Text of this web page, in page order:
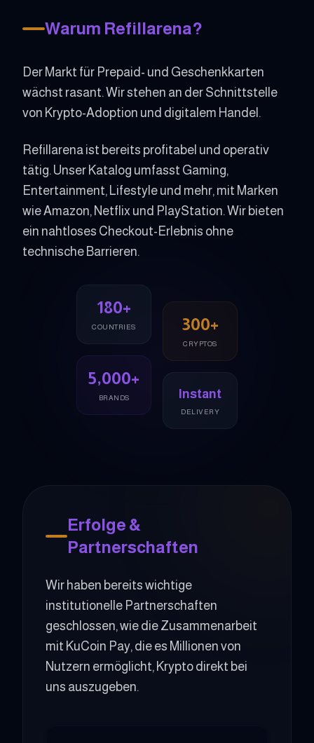
180+
COUNTRIES
5,000+
BRANDS
300+
CRYPTOS
Instant
DELIVERY
Warum Refillarena?
Der Markt für Prepaid- und Geschenkkarten
wächst rasant. Wir stehen an der Schnittstelle
von Krypto-Adoption und digitalem Handel.
Refillarena ist bereits profitabel und operativ
tätig. Unser Katalog umfasst Gaming,
Entertainment, Lifestyle und mehr, mit Marken
wie Amazon, Netflix und PlayStation. Wir bieten
ein nahtloses Checkout-Erlebnis ohne
technische Barrieren.
Erfolge &
Partnerschaften
Wir haben bereits wichtige
institutionelle Partnerschaften
geschlossen, wie die Zusammenarbeit
mit KuCoin Pay, die es Millionen von
Nutzern ermöglicht, Krypto direkt bei
uns auszugeben.